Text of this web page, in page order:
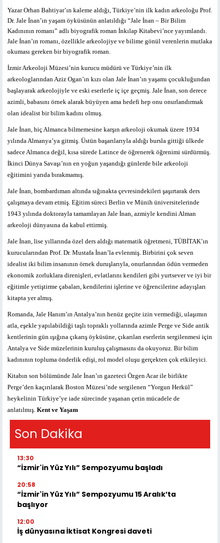
Yazar Orhan Bahtiyar’ın kaleme aldığı, Türkiye’nin ilk kadın arkeoloğu Prof.
Dr. Jale İnan’ın yaşam öyküsünün anlatıldığı “Jale İnan – Bir Bilim
Kadınının romanı” adlı biyografik roman İnkılap Kitabevi’nce yayımlandı.
Jale İnan’ın romanı, özellikle arkeolojiye ve bilime gönül verenlerin mutlaka
okuması gereken bir biyografik roman.
İzmir Arkeoloji Müzesi’nin kurucu müdürü ve Türkiye’nin ilk
arkeologlarından Aziz Ogan’ın kızı olan Jale İnan’ın yaşamı çocukluğundan
başlayarak arkeolojiyle ve eski eserlerle iç içe geçmiş. Jale İnan, son derece
azimli, babasını örnek alarak büyüyen ama hedefi hep onu onurlandırmak
olan idealist bir bilim kadını olmuş.
Jale İnan, hiç Almanca bilmemesine karşın arkeoloji okumak üzere 1934
yılında Almanya’ya gitmiş. Üstün başarılarıyla aldığı bursla gittiği ülkede
sadece Almanca değil, kısa sürede Latince de öğrenerek öğrenimi sürdürmüş.
İkinci Dünya Savaşı’nın en yoğun yaşandığı günlerde bile arkeoloji
eğitimini yarıda bırakmamış.
Jale İnan, bombardıman altında sığınakta çevresindekileri şaşırtarak ders
çalışmaya devam etmiş. Eğitim süreci Berlin ve Münih üniversitelerinde
1943 yılında doktorayla tamamlayan Jale İnan, azmiyle kendini Alman
arkeoloji dünyasına da kabul ettirmiş.
Jale İnan, lise yıllarında özel ders aldığı matematik öğretmeni, TÜBİTAK’ın
kurucularından Prof. Dr. Mustafa İnan’la evlenmiş. Birbirini çok seven
idealist iki bilim insanının örnek duruşlarıyla, onurlarından ödün vermeden
ekonomik zorluklara direnişleri, evlatlarını kendileri gibi yurtsever ve iyi bir
eğitimle yetiştirme çabaları, kendilerini işlerine ve öğrencilerine adayışları
kitapta yer almış.
Romanda, Jale Hanım’ın Antalya’nın henüz geçite izin vermediği, ulaşımın
atla, eşekle yapılabildiği taşlı topraklı yollarında azimle Perge ve Side antik
kentlerinin gün ışığına çıkarış öyküsüne, çıkarılan eserlerin sergilenmesi için
Antalya ve Side müzelerinin kuruluş çalışmasını da okuyoruz. Bir bilim
kadınının topluma önderlik edişi, rol model oluşu gerçekten çok etkileyici.
Kitabın son bölümünde Jale İnan’ın gazeteci Özgen Acar ile birlikte
Perge’den kaçırılarak Boston Müzesi’nde sergilenen “Yorgun Herkül”
heykelinin Türkiye’ye iade sürecinde yaşanan çetin mücadele de
anlatılmış. Kent ve Yaşam
Son Dakika
13:30
“İzmir'in Yüz Yılı” Sempozyumu başladı
20:58
“İzmir'in Yüz Yılı” Sempozyumu 15 Aralık’ta
başlıyor
12:00
İş dünyasına İktisat Kongresi daveti